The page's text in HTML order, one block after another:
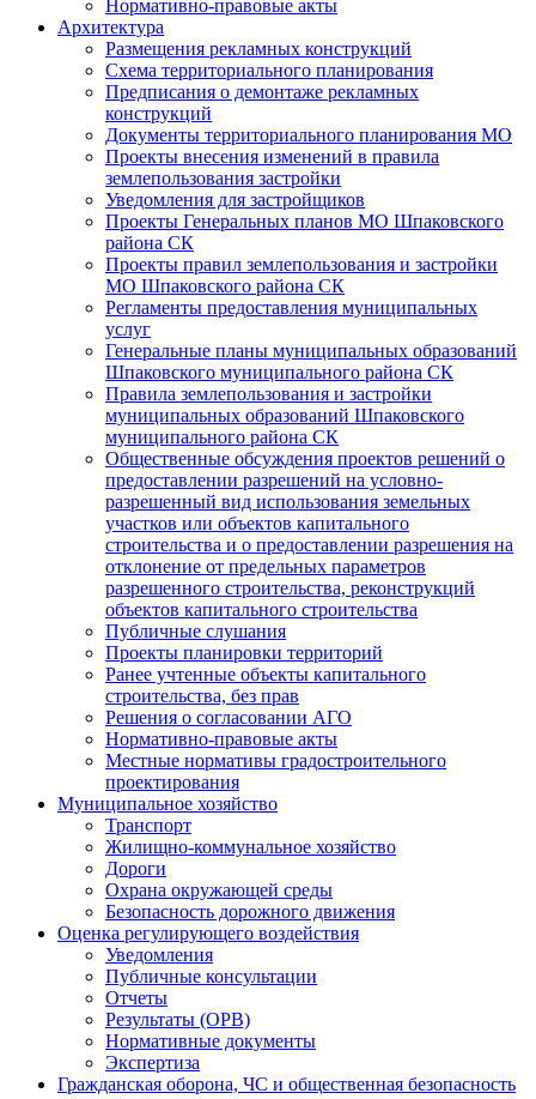
Нормативно-правовые акты
Архитектура
Размещения рекламных конструкций
Схема территориального планирования
Предписания о демонтаже рекламных
конструкций
Документы территориального планирования МО
Проекты внесения изменений в правила
землепользования застройки
Уведомления для застройщиков
Проекты Генеральных планов МО Шпаковского
района СК
Проекты правил землепользования и застройки
МО Шпаковского района СК
Регламенты предоставления муниципальных
услуг
Генеральные планы муниципальных образований
Шпаковского муниципального района СК
Правила землепользования и застройки
муниципальных образований Шпаковского
муниципального района СК
Общественные обсуждения проектов решений о
предоставлении разрешений на условно-
разрешенный вид использования земельных
участков или объектов капитального
строительства и о предоставлении разрешения на
отклонение от предельных параметров
разрешенного строительства, реконструкций
объектов капитального строительства
Публичные слушания
Проекты планировки территорий
Ранее учтенные объекты капитального
строительства, без прав
Решения о согласовании АГО
Нормативно-правовые акты
Местные нормативы градостроительного
проектирования
Муниципальное хозяйство
Транспорт
Жилищно-коммунальное хозяйство
Дороги
Охрана окружающей среды
Безопасность дорожного движения
Оценка регулирующего воздействия
Уведомления
Публичные консультации
Отчеты
Результаты (ОРВ)
Нормативные документы
Экспертиза
Гражданская оборона, ЧС и общественная безопасность